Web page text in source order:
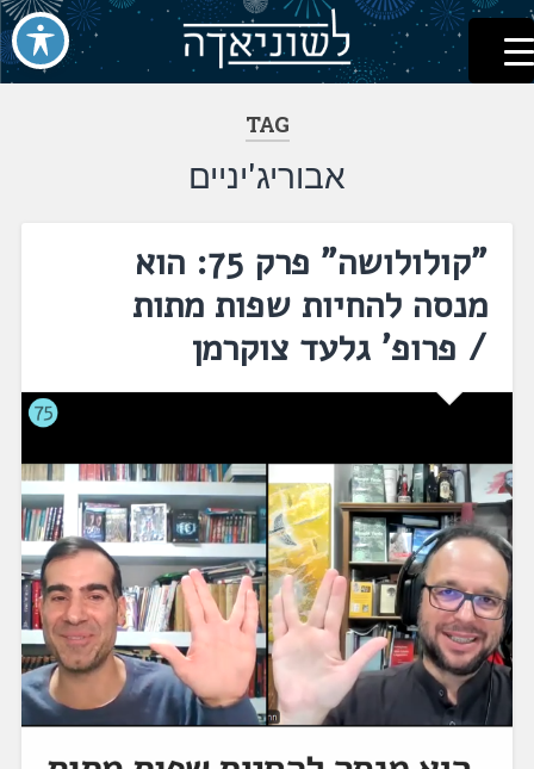
דלג
לתוכן
לשוניאדה
עברית. לשון. שפה
TAG
אבוריג'יניים
"קולולושה" פרק 75: הוא
מנסה להחיות שפות מתות
/ פרופ' גלעד צוקרמן